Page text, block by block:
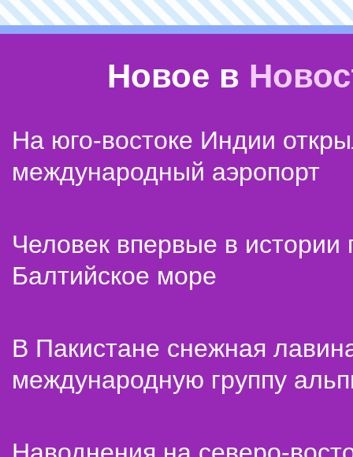
Новое в
На юго-востоке Индии
международный аэропорт
Человек впервые в истории
Балтийское море
В Пакистане снежная
международную группу